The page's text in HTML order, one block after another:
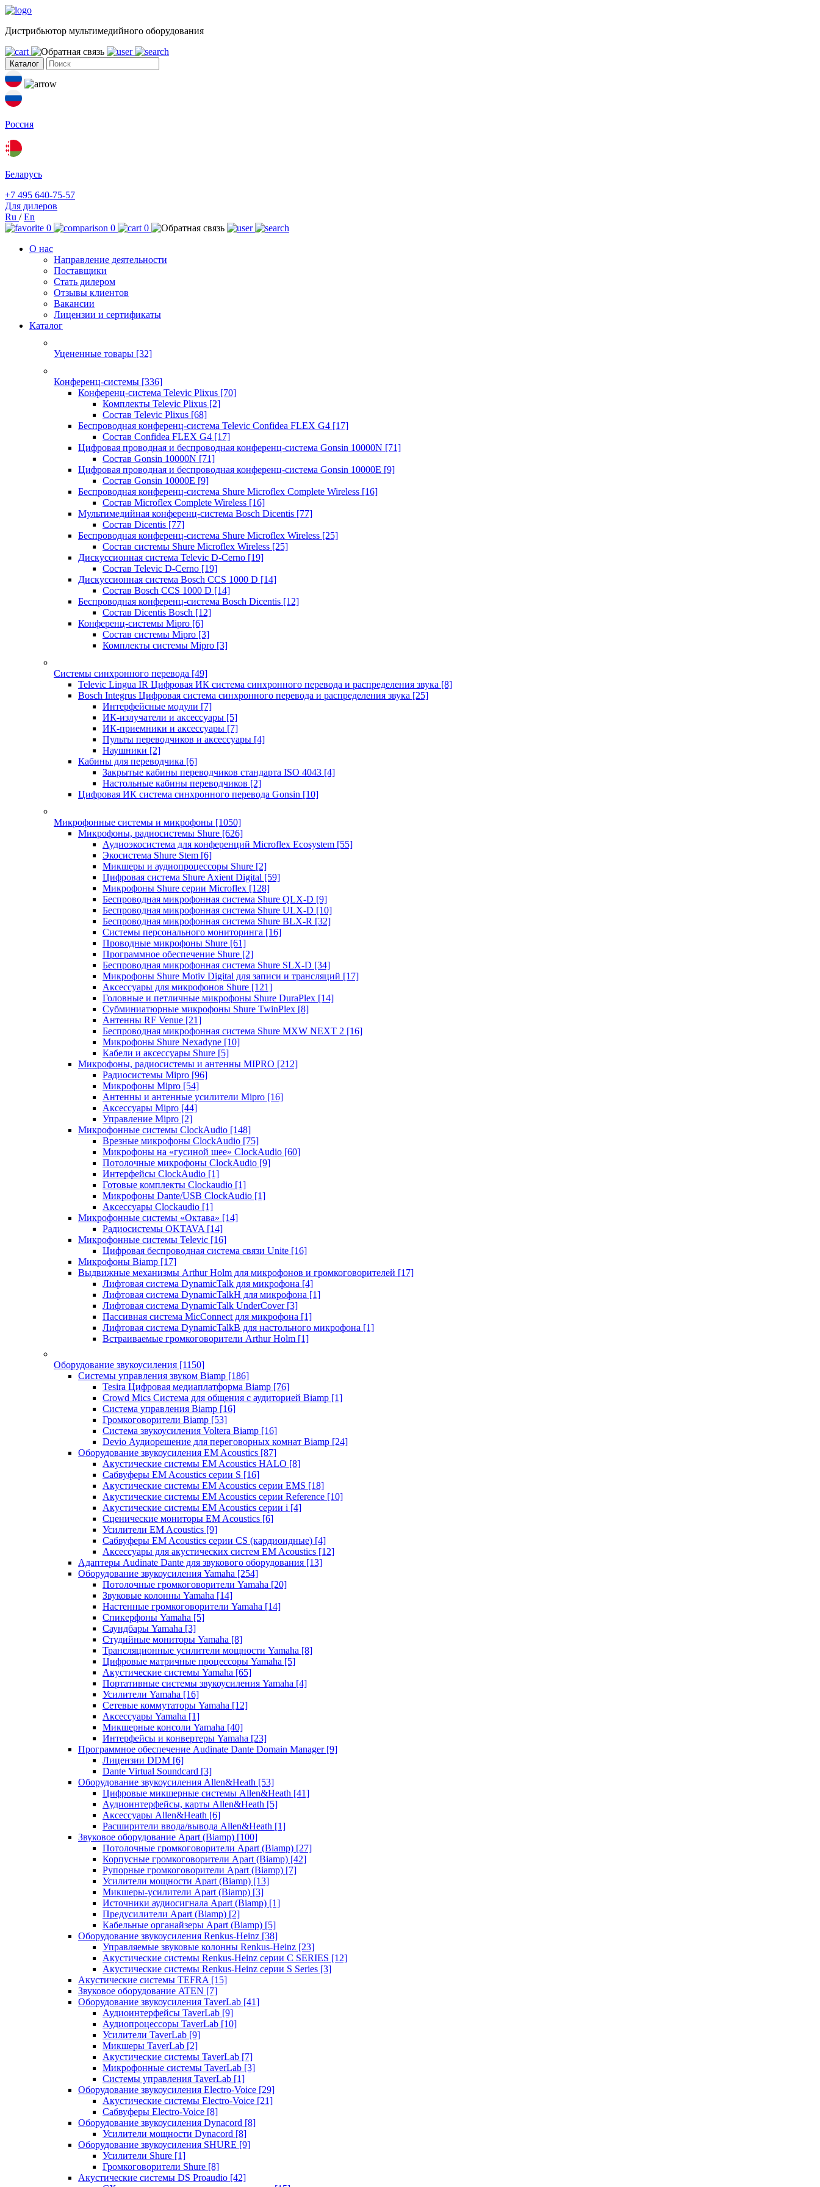
Дистрибьютор мультимедийного оборудования
Каталог
Россия
Беларусь
+7 495 640-75-57
Для дилеров
Ru /En
0
0
0
О нас
Направление деятельности
Поставщики
Стать дилером
Отзывы клиентов
Вакансии
Лицензии и сертификаты
Каталог
Уцененные товары [32]
Конференц-системы [336]
Конференц-система Televic Plixus [70]
Комплекты Televic Plixus [2]
Состав Televic Plixus [68]
Беспроводная конференц-система Televic Confidea FLEX G4 [17]
Состав Confidea FLEX G4 [17]
Цифровая проводная и беспроводная конференц-система Gonsin 10000N [71]
Состав Gonsin 10000N [71]
Цифровая проводная и беспроводная конференц-система Gonsin 10000E [9]
Состав Gonsin 10000E [9]
Беспроводная конференц-система Shure Microflex Complete Wireless [16]
Состав Microflex Complete Wireless [16]
Мультимедийная конференц-система Bosch Dicentis [77]
Состав Dicentis [77]
Беспроводная конференц-система Shure Microflex Wireless [25]
Состав системы Shure Microflex Wireless [25]
Дискуссионная система Televic D-Cerno [19]
Состав Televic D-Cerno [19]
Дискуссионная система Bosch CCS 1000 D [14]
Состав Bosch CCS 1000 D [14]
Беспроводная конференц-система Bosch Dicentis [12]
Состав Dicentis Bosch [12]
Конференц-системы Mipro [6]
Состав системы Mipro [3]
Комплекты системы Mipro [3]
Системы синхронного перевода [49]
Televic Lingua IR Цифровая ИК система синхронного перевода и распределения звука [8]
Bosch Integrus Цифровая система синхронного перевода и распределения звука [25]
Интерфейсные модули [7]
ИК-излучатели и аксессуары [5]
ИК-приемники и аксессуары [7]
Пульты переводчиков и аксессуары [4]
Наушники [2]
Кабины для переводчика [6]
Закрытые кабины переводчиков стандарта ISO 4043 [4]
Настольные кабины переводчиков [2]
Цифровая ИК система синхронного перевода Gonsin [10]
Микрофонные системы и микрофоны [1050]
Микрофоны, радиосистемы Shure [626]
Аудиоэкосистема для конференций Microflex Ecosystem [55]
Экосистема Shure Stem [6]
Микшеры и аудиопроцессоры Shure [2]
Цифровая система Shure Axient Digital [59]
Микрофоны Shure серии Microflex [128]
Беспроводная микрофонная система Shure QLX-D [9]
Беспроводная микрофонная система Shure ULX-D [10]
Беспроводная микрофонная система Shure BLX-R [32]
Системы персонального мониторинга [16]
Проводные микрофоны Shure [61]
Программное обеспечение Shure [2]
Беспроводная микрофонная система Shure SLX-D [34]
Микрофоны Shure Motiv Digital для записи и трансляций [17]
Аксессуары для микрофонов Shure [121]
Головные и петличные микрофоны Shure DuraPlex [14]
Субминиатюрные микрофоны Shure TwinPlex [8]
Антенны RF Venue [21]
Беспроводная микрофонная система Shure MXW NEXT 2 [16]
Микрофоны Shure Nexadyne [10]
Кабели и аксессуары Shure [5]
Микрофоны, радиосистемы и антенны MIPRO [212]
Радиосистемы Mipro [96]
Микрофоны Mipro [54]
Антенны и антенные усилители Mipro [16]
Аксессуары Mipro [44]
Управление Mipro [2]
Микрофонные системы ClockAudio [148]
Врезные микрофоны ClockAudio [75]
Микрофоны на «гусиной шее» ClockAudio [60]
Потолочные микрофоны ClockAudio [9]
Интерфейсы ClockAudio [1]
Готовые комплекты Clockaudio [1]
Микрофоны Dante/USB ClockAudio [1]
Аксессуары Clockaudio [1]
Микрофонные системы «Октава» [14]
Радиосистемы OKTAVA [14]
Микрофонные системы Televic [16]
Цифровая беспроводная система связи Unite [16]
Микрофоны Biamp [17]
Выдвижные механизмы Arthur Holm для микрофонов и громкоговорителей [17]
Лифтовая система DynamicTalk для микрофона [4]
Лифтовая система DynamicTalkH для микрофона [1]
Лифтовая система DynamicTalk UnderCover [3]
Пассивная система MicConnect для микрофона [1]
Лифтовая система DynamicTalkB для настольного микрофона [1]
Встраиваемые громкоговорители Arthur Holm [1]
Оборудование звукоусиления [1150]
Системы управления звуком Biamp [186]
Tesira Цифровая медиаплатформа Biamp [76]
Crowd Mics Система для общения с аудиторией Biamp [1]
Система управления Biamp [16]
Громкоговорители Biamp [53]
Система звукоусиления Voltera Biamp [16]
Devio Аудиорешение для переговорных комнат Biamp [24]
Оборудование звукоусиления EM Acoustics [87]
Акустические системы EM Acoustics HALO [8]
Сабвуферы EM Acoustics серии S [16]
Акустические системы EM Acoustics серии EMS [18]
Акустические системы EM Acoustics серии Reference [10]
Акустические системы EM Acoustics серии i [4]
Сценические мониторы EM Acoustics [6]
Усилители EM Acoustics [9]
Сабвуферы EM Acoustics серии CS (кардиоидные) [4]
Аксессуары для акустических систем EM Acoustics [12]
Адаптеры Audinate Dante для звукового оборудования [13]
Оборудование звукоусиления Yamaha [254]
Потолочные громкоговорители Yamaha [20]
Звуковые колонны Yamaha [14]
Настенные громкоговорители Yamaha [14]
Спикерфоны Yamaha [5]
Саундбары Yamaha [3]
Студийные мониторы Yamaha [8]
Трансляционные усилители мощности Yamaha [8]
Цифровые матричные процессоры Yamaha [5]
Акустические системы Yamaha [65]
Портативные системы звукоусиления Yamaha [4]
Усилители Yamaha [16]
Сетевые коммутаторы Yamaha [12]
Аксессуары Yamaha [1]
Микшерные консоли Yamaha [40]
Интерфейсы и конвертеры Yamaha [23]
Программное обеспечение Audinate Dante Domain Manager [9]
Лицензии DDM [6]
Dante Virtual Soundcard [3]
Оборудование звукоусиления Allen&Heath [53]
Цифровые микшерные системы Allen&Heath [41]
Аудиоинтерфейсы, карты Allen&Heath [5]
Аксессуары Allen&Heath [6]
Расширители ввода/вывода Allen&Heath [1]
Звуковое оборудование Apart (Biamp) [100]
Потолочные громкоговорители Apart (Biamp) [27]
Корпусные громкоговорители Apart (Biamp) [42]
Рупорные громкоговорители Apart (Biamp) [7]
Усилители мощности Apart (Biamp) [13]
Микшеры-усилители Apart (Biamp) [3]
Источники аудиосигнала Apart (Biamp) [1]
Предусилители Apart (Biamp) [2]
Кабельные органайзеры Apart (Biamp) [5]
Оборудование звукоусиления Renkus-Heinz [38]
Управляемые звуковые колонны Renkus-Heinz [23]
Акустические системы Renkus-Heinz серии C SERIES [12]
Акустические системы Renkus-Heinz серии S Series [3]
Акустические системы TEFRA [15]
Звуковое оборудование ATEN [7]
Оборудование звукоусиления TaverLab [41]
Аудиоинтерфейсы TaverLab [9]
Аудиопроцессоры TaverLab [10]
Усилители TaverLab [9]
Микшеры TaverLab [2]
Акустические системы TaverLab [7]
Микрофонные системы TaverLab [3]
Системы управления TaverLab [1]
Оборудование звукоусиления Electro-Voice [29]
Акустические системы Electro-Voice [21]
Сабвуферы Electro-Voice [8]
Оборудование звукоусиления Dynacord [8]
Усилители мощности Dynacord [8]
Оборудование звукоусиления SHURE [9]
Усилители Shure [1]
Громкоговорители Shure [8]
Акустические системы DS Proaudio [42]